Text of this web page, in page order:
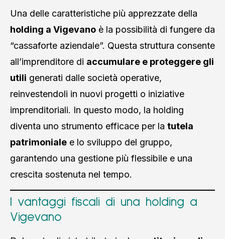
Una delle caratteristiche più apprezzate della
holding a Vigevano è la possibilità di fungere da
“cassaforte aziendale”. Questa struttura consente
all’imprenditore di accumulare e proteggere gli
utili generati dalle società operative,
reinvestendoli in nuovi progetti o iniziative
imprenditoriali. In questo modo, la holding
diventa uno strumento efficace per la tutela
patrimoniale e lo sviluppo del gruppo,
garantendo una gestione più flessibile e una
crescita sostenuta nel tempo.
I vantaggi fiscali di una holding a
Vigevano